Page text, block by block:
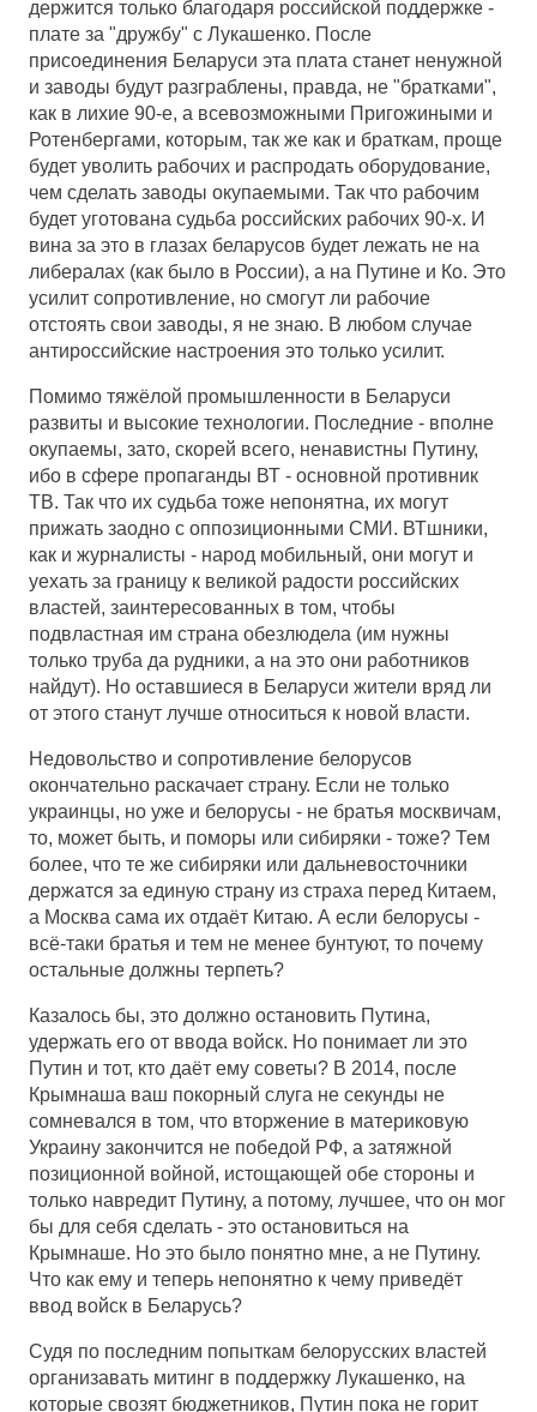
держится только благодаря российской поддержке -
плате за "дружбу" с Лукашенко. После
присоединения Беларуси эта плата станет ненужной
и заводы будут разграблены, правда, не "братками",
как в лихие 90-е, а всевозможными Пригожиными и
Ротенбергами, которым, так же как и браткам, проще
будет уволить рабочих и распродать оборудование,
чем сделать заводы окупаемыми. Так что рабочим
будет уготована судьба российских рабочих 90-х. И
вина за это в глазах беларусов будет лежать не на
либералах (как было в России), а на Путине и Ко. Это
усилит сопротивление, но смогут ли рабочие
отстоять свои заводы, я не знаю. В любом случае
антироссийские настроения это только усилит.
Помимо тяжёлой промышленности в Беларуси
развиты и высокие технологии. Последние - вполне
окупаемы, зато, скорей всего, ненавистны Путину,
ибо в сфере пропаганды ВТ - основной противник
ТВ. Так что их судьба тоже непонятна, их могут
прижать заодно с оппозиционными СМИ. ВТшники,
как и журналисты - народ мобильный, они могут и
уехать за границу к великой радости российских
властей, заинтересованных в том, чтобы
подвластная им страна обезлюдела (им нужны
только труба да рудники, а на это они работников
найдут). Но оставшиеся в Беларуси жители вряд ли
от этого станут лучше относиться к новой власти.
Недовольство и сопротивление белорусов
окончательно раскачает страну. Если не только
украинцы, но уже и белорусы - не братья москвичам,
то, может быть, и поморы или сибиряки - тоже? Тем
более, что те же сибиряки или дальневосточники
держатся за единую страну из страха перед Китаем,
а Москва сама их отдаёт Китаю. А если белорусы -
всё-таки братья и тем не менее бунтуют, то почему
остальные должны терпеть?
Казалось бы, это должно остановить Путина,
удержать его от ввода войск. Но понимает ли это
Путин и тот, кто даёт ему советы? В 2014, после
Крымнаша ваш покорный слуга не секунды не
сомневался в том, что вторжение в материковую
Украину закончится не победой РФ, а затяжной
позиционной войной, истощающей обе стороны и
только навредит Путину, а потому, лучшее, что он мог
бы для себя сделать - это остановиться на
Крымнаше. Но это было понятно мне, а не Путину.
Что как ему и теперь непонятно к чему приведёт
ввод войск в Беларусь?
Судя по последним попыткам белорусских властей
организавать митинг в поддержку Лукашенко, на
которые свозят бюджетников, Путин пока не горит